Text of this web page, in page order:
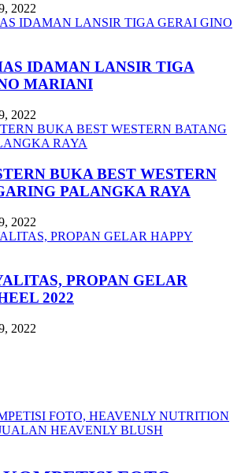
2022
IDAMAN LANSIR TIGA
MARIANI
2022
BUKA BEST WESTERN
PALANGKA RAYA
2022
PROPAN GELAR
2022
2022